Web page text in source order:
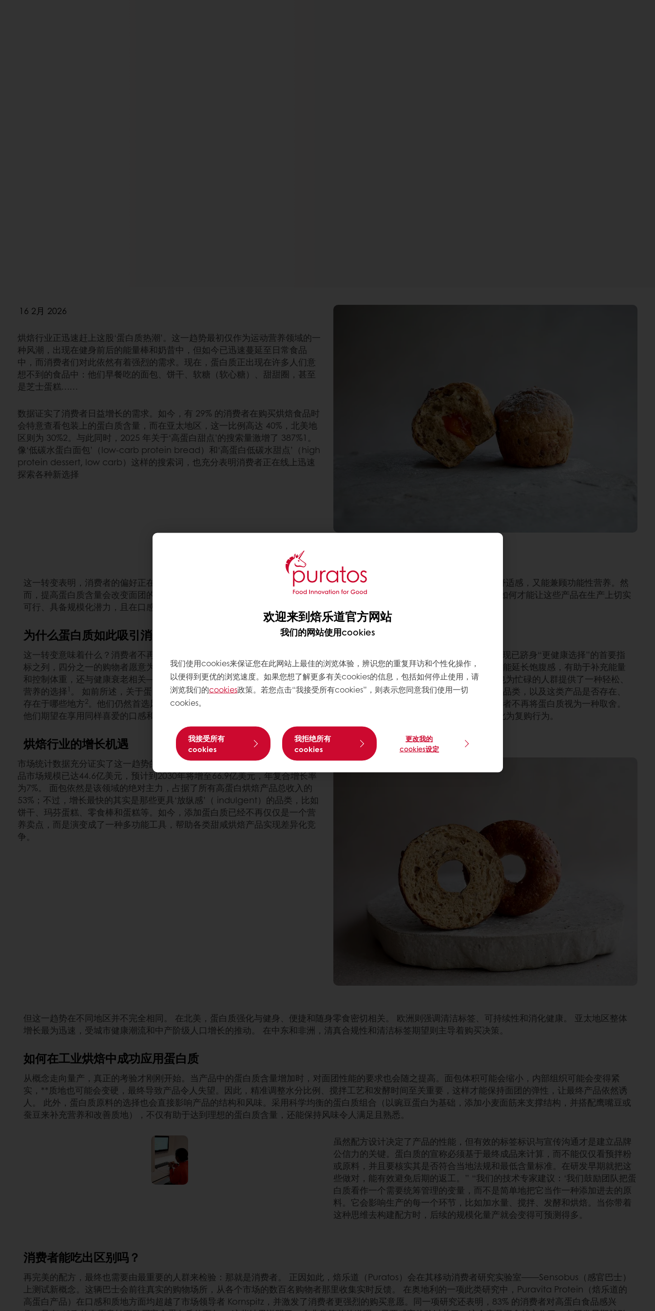
16 2月 2026
烘焙行业正迅速赶上这股‘蛋白质热潮’。这一趋势最初仅作为运动营养领域的一
种风潮，出现在健身前后的能量棒和奶昔中，但如今已迅速蔓延至日常食品
中，而消费者们对此依然有着强烈的需求。现在，蛋白质正出现在许多人们意
想不到的食品中：他们早餐吃的面包、饼干、软糖（软心糖）、甜甜圈，甚至
是芝士蛋糕……
数据证实了消费者日益增长的需求。如今，有 29% 的消费者在购买烘焙食品时
会特意查看包装上的蛋白质含量，而在亚太地区，这一比例高达 40%，北美地
区则为 30%2。与此同时，2025 年关于‘高蛋白甜点’的搜索量激增了 387%1。
像‘低碳水蛋白面包’（low-carb protein bread）和‘高蛋白低碳水甜点’（high
protein dessert, low carb）这样的搜索词，也充分表明消费者正在线上迅速
探索各种新选择
这一转变表明，消费者的偏好正在加速改变，并形成了一个强大的全新购买驱动力：他们希望烘焙食品既能带来抚慰身心的舒适感，又能兼顾功能性营养。然
而，提高蛋白质含量会改变面团的表现、质地的形成以及甜味的感知，并且还可能增加生产的成本和复杂性。 那么，生产商如何才能让这些产品在生产上切实
可行、具备规模化潜力，且在口感上依然令人无法抗拒呢？
为什么蛋白质如此吸引消费者？
这一转变意味着什么？消费者不再将健康与愉悦视为对立面。根据我们覆盖全球50个国家的“Taste Tomorrow”调查，蛋白质现已跻身“更健康选择”的首要指
标之列，四分之一的购物者愿意为具有营养价值的烘焙食品支付更高价格1——前提是它们能尽可能保留熟悉的口感。 蛋白质能延长饱腹感，有助于补充能量
和控制体重，还与健康衰老相关——这些都是将其加入购物车的充分日常理由。随着生活节奏加快，添加蛋白质的烘焙产品也为忙碌的人群提供了一种轻松、
营养的选择 1 。 如前所述，关于蛋白质相关烘焙食品的在线搜索量正在上升。越来越多人积极探究蛋白质如何融入他们最爱的品类，以及这类产品是否存在、
存在于哪些地方2。他们仍然首选风味，但会选择那些吃完后能带来愉悦感的产品。 正如我们的感官专家经常观察到的，消费者不再将蛋白质视为一种取舍。
他们期望在享用同样喜爱的口感和质地之余，还能获得更强的饱腹感和健康益处。当这些期望得到满足时，兴趣很快就会转化为复购行为。
烘焙行业的增长机遇
市场统计数据充分证实了这一趋势的强大影响力。2024年，全球高蛋白烘焙食
品市场规模已达44.6亿美元，预计到2030年将增至66.9亿美元，年复合增长率
为7%。 面包依然是该领域的绝对主力，占据了所有高蛋白烘焙产品总收入的
53%；不过，增长最快的其实是那些更具‘放纵感’（ indulgent）的品类，比如
饼干、玛芬蛋糕、零食棒和蛋糕等。如今，添加蛋白质已经不再仅仅是一个营
养卖点，而是演变成了一种多功能工具，帮助各类甜咸烘焙产品实现差异化竞
争。
但这一趋势在不同地区并不完全相同。 在北美，蛋白质强化与健身、便捷和随身零食密切相关。 欧洲则强调清洁标签、可持续性和消化健康。 亚太地区整体
增长最为迅速，受城市健康潮流和中产阶级人口增长的推动。 在中东和非洲，清真合规性和清洁标签期望则主导着购买决策。
如何在工业烘焙中成功应用蛋白质
从概念走向量产，真正的考验才刚刚开始。当产品中的蛋白质含量增加时，对面团性能的要求也会随之提高。面包体积可能会缩小，内部组织可能会变得紧
实，**质地也可能会变硬，最终导致产品令人失望。因此，精准调整水分比例、搅拌工艺和发酵时间至关重要，这样才能保持面团的弹性，让最终产品依然诱
人。 此外，蛋白质原料的选择也会直接影响产品的结构和风味。采用科学均衡的蛋白质组合（以豌豆蛋白为基础，添加小麦面筋来支撑结构，并搭配鹰嘴豆或
蚕豆来补充营养和改善质地），不仅有助于达到理想的蛋白质含量，还能保持风味令人满足且熟悉。
虽然配方设计决定了产品的性能，但有效的标签标识与宣传沟通才是建立品牌
公信力的关键。蛋白质的宣称必须基于最终成品来计算，而不能仅仅看预拌粉
或原料，并且要核实其是否符合当地法规和最低含量标准。在研发早期就把这
些做对，能有效避免后期的返工。” “我们的技术专家建议：‘我们鼓励团队把蛋
白质看作一个需要统筹管理的变量，而不是简单地把它当作一种添加进去的原
料。它会影响生产的每一个环节，比如加水量、搅拌、发酵和烘焙。当你带着
这种思维去构建配方时，后续的规模化量产就会变得可预测得多。
消费者能吃出区别吗？
再完美的配方，最终也需要由最重要的人群来检验：那就是消费者。 正因如此，焙乐道（Puratos）会在其移动消费者研究实验室——Sensobus（感官巴士）
上测试新概念。这辆巴士会前往真实的购物场所，从各个市场的数百名购物者那里收集实时反馈。 在奥地利的一项此类研究中，Puravita Protein（焙乐道的
高蛋白产品）在口感和质地方面均超越了市场领导者 Kornspitz，并激发了消费者更强烈的购买意愿。同一项研究还表明，83% 的消费者对高蛋白食品感兴
欢迎来到焙乐道官方网站
我们的网站使用cookies
我们使用cookies来保证您在此网站上最佳的浏览体验，辨识您的重复拜访和个性化操作，
以便得到更优的浏览速度。如果您想了解更多有关cookies的信息，包括如何停止使用，请
浏览我们的cookies政策。若您点击“我接受所有cookies”，则表示您同意我们使用一切
cookies。
我接受所有
cookies
我拒绝所有
cookies
更改我的
cookies设定